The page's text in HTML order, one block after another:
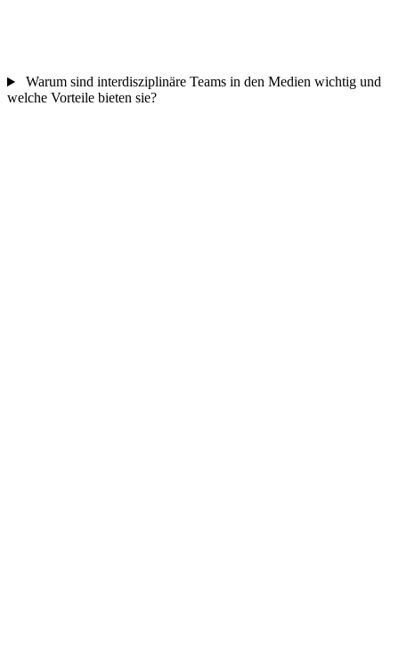
Warum sind interdisziplinäre Teams in den Medien wichtig und
welche Vorteile bieten sie?